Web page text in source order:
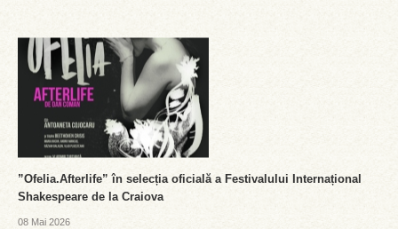
”Ofelia.Afterlife” în selecția oficială a Festivalului Internațional
Shakespeare de la Craiova
08 Mai 2026